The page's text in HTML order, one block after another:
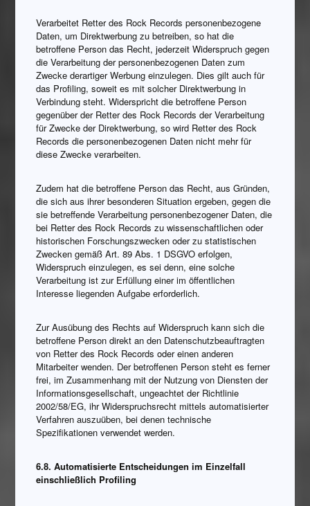
Verarbeitet Retter des Rock Records personenbezogene
Daten, um Direktwerbung zu betreiben, so hat die
betroffene Person das Recht, jederzeit Widerspruch gegen
die Verarbeitung der personenbezogenen Daten zum
Zwecke derartiger Werbung einzulegen. Dies gilt auch für
das Profiling, soweit es mit solcher Direktwerbung in
Verbindung steht. Widerspricht die betroffene Person
gegenüber der Retter des Rock Records der Verarbeitung
für Zwecke der Direktwerbung, so wird Retter des Rock
Records die personenbezogenen Daten nicht mehr für
diese Zwecke verarbeiten.
Zudem hat die betroffene Person das Recht, aus Gründen,
die sich aus ihrer besonderen Situation ergeben, gegen die
sie betreffende Verarbeitung personenbezogener Daten, die
bei Retter des Rock Records zu wissenschaftlichen oder
historischen Forschungszwecken oder zu statistischen
Zwecken gemäß Art. 89 Abs. 1 DSGVO erfolgen,
Widerspruch einzulegen, es sei denn, eine solche
Verarbeitung ist zur Erfüllung einer im öffentlichen
Interesse liegenden Aufgabe erforderlich.
Zur Ausübung des Rechts auf Widerspruch kann sich die
betroffene Person direkt an den Datenschutzbeauftragten
von Retter des Rock Records oder einen anderen
Mitarbeiter wenden. Der betroffenen Person steht es ferner
frei, im Zusammenhang mit der Nutzung von Diensten der
Informationsgesellschaft, ungeachtet der Richtlinie
2002/58/EG, ihr Widerspruchsrecht mittels automatisierter
Verfahren auszuüben, bei denen technische
Spezifikationen verwendet werden.
6.8. Automatisierte Entscheidungen im Einzelfall
einschließlich Profiling